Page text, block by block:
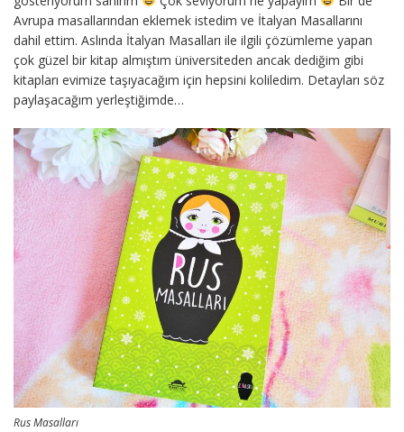
Avrupa masallarından eklemek istedim ve İtalyan Masallarını
dahil ettim. Aslında İtalyan Masalları ile ilgili çözümleme yapan
çok güzel bir kitap almıştım üniversiteden ancak dediğim gibi
kitapları evimize taşıyacağım için hepsini koliledim. Detayları söz
paylaşacağım yerleştiğimde…
Rus Masalları